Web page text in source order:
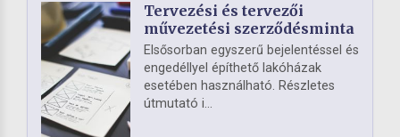
Tervezési és tervezői
művezetési szerződésminta
Elsősorban egyszerű bejelentéssel és
engedéllyel építhető lakóházak
esetében használható. Részletes
útmutató i...